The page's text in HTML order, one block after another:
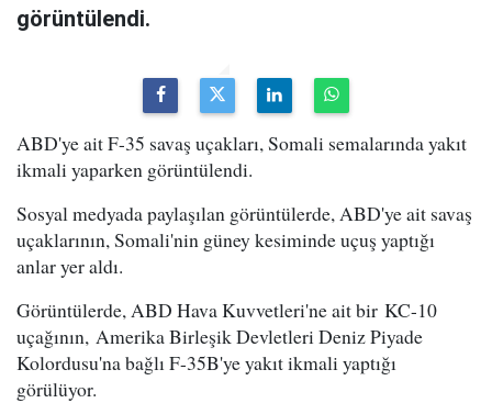
görüntülendi.
ABD'ye ait F-35 savaş uçakları, Somali semalarında yakıt
ikmali yaparken görüntülendi.
Sosyal medyada paylaşılan görüntülerde, ABD'ye ait savaş
uçaklarının, Somali'nin güney kesiminde uçuş yaptığı
anlar yer aldı.
Görüntülerde, ABD Hava Kuvvetleri'ne ait bir KC-10
uçağının, Amerika Birleşik Devletleri Deniz Piyade
Kolordusu'na bağlı F-35B'ye yakıt ikmali yaptığı
görülüyor.